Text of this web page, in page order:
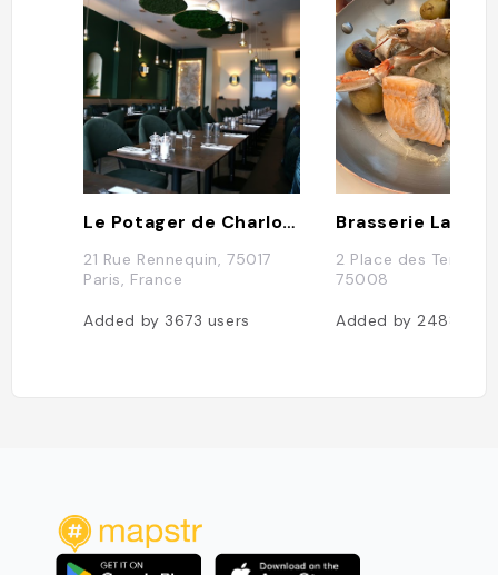
Le Potager de Charlotte
21 Rue Rennequin, 75017
Paris, France
Added by 3673 users
Brasserie La
2 Place des Ternes,
75008
Added by2488